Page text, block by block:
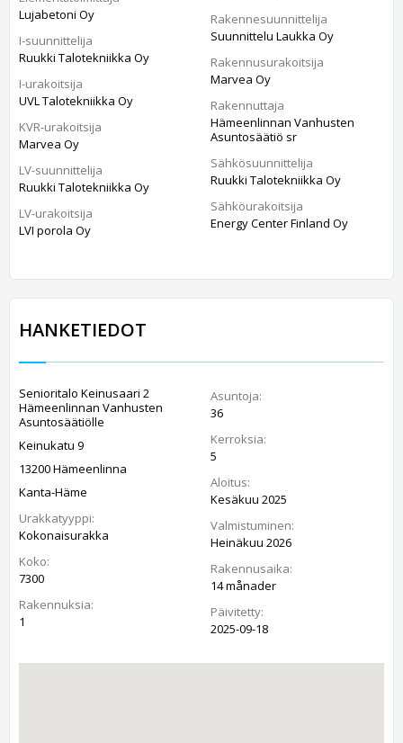
Lujabetoni Oy
I-suunnittelija
Ruukki Talotekniikka Oy
I-urakoitsija
UVL Talotekniikka Oy
KVR-urakoitsija
Marvea Oy
LV-suunnittelija
Ruukki Talotekniikka Oy
LV-urakoitsija
LVI porola Oy
Rakennesuunnittelija
Suunnittelu Laukka Oy
Rakennusurakoitsija
Marvea Oy
Rakennuttaja
Hämeenlinnan Vanhusten
Asuntosäätiö sr
Sähkösuunnittelija
Ruukki Talotekniikka Oy
Sähköurakoitsija
Energy Center Finland Oy
HANKETIEDOT
Senioritalo Keinusaari 2
Hämeenlinnan Vanhusten
Asuntosäätiölle
Keinukatu 9
13200 Hämeenlinna
Kanta-Häme
Urakkatyyppi:
Kokonaisurakka
Koko:
7300
Rakennuksia:
1
Asuntoja:
36
Kerroksia:
5
Aloitus:
Kesäkuu 2025
Valmistuminen:
Heinäkuu 2026
Rakennusaika:
14 månader
Päivitetty:
2025-09-18